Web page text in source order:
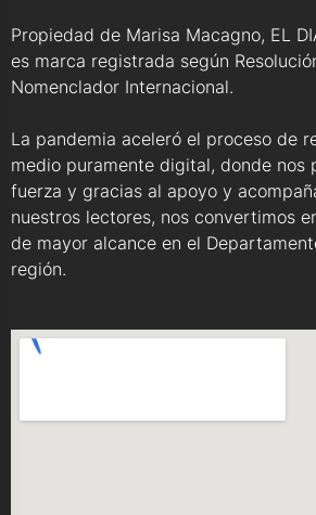
Propiedad de Marisa Macagno, EL
es marca registrada según
Nomenclador Internacional.
La pandemia aceleró el proceso de
medio puramente digital, donde nos
fuerza y gracias al apoyo y
nuestros lectores, nos convertimos
de mayor alcance en el
región.